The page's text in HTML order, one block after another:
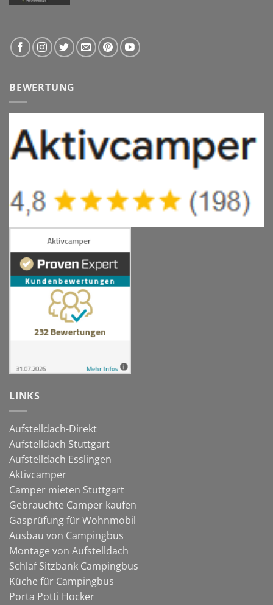
BEWERTUNG
LINKS
Aufstelldach-Direkt
Aufstelldach Stuttgart
Aufstelldach Esslingen
Aktivcamper
Camper mieten Stuttgart
Gebrauchte Camper kaufen
Gasprüfung für Wohnmobil
Ausbau von Campingbus
Montage von Aufstelldach
Schlaf Sitzbank Campingbus
Küche für Campingbus
Porta Potti Hocker